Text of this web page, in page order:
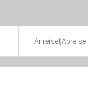
Anreise{Abreise